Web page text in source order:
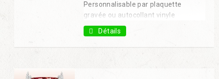
Personnalisable par plaquette
gravée ou autocollant vinyle
Coupe 24 cm : 8,50€ H.T.
Détails